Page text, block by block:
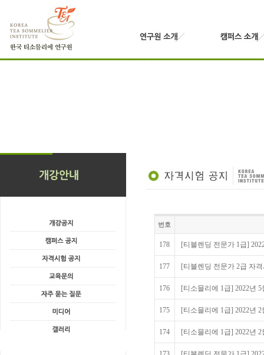
번호
178 [티블렌딩 전문가 1급]
177 [티블렌딩 전문가 2급 자
176 [티소믈리에 1급] 2022년
175 [티소믈리에 1급] 2022년
174 [티소믈리에 1급] 2022년